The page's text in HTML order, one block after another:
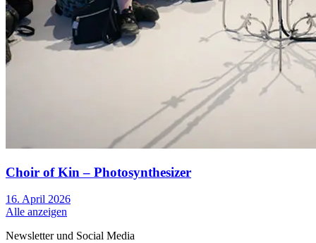
Choir of Kin – Photosynthesizer
16. April 2026
Alle anzeigen
Newsletter und Social Media